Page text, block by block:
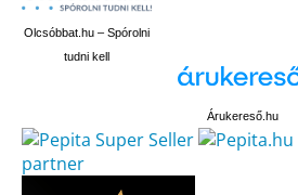
Olcsóbbat.hu – Spórolni
tudni kell
Árukereső.hu
partner